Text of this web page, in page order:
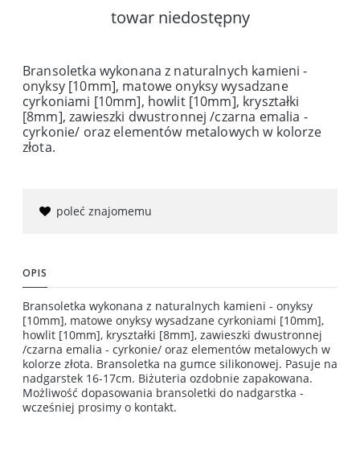
towar niedostępny
Bransoletka wykonana z naturalnych kamieni -
onyksy [10mm], matowe onyksy wysadzane
cyrkoniami [10mm], howlit [10mm], kryształki
[8mm], zawieszki dwustronnej /czarna emalia -
cyrkonie/ oraz elementów metalowych w kolorze
złota.
poleć znajomemu
OPIS
Bransoletka wykonana z naturalnych kamieni - onyksy
[10mm], matowe onyksy wysadzane cyrkoniami [10mm],
howlit [10mm], kryształki [8mm], zawieszki dwustronnej
/czarna emalia - cyrkonie/ oraz elementów metalowych w
kolorze złota. Bransoletka na gumce silikonowej. Pasuje na
nadgarstek 16-17cm. Biżuteria ozdobnie zapakowana.
Możliwość dopasowania bransoletki do nadgarstka -
wcześniej prosimy o kontakt.